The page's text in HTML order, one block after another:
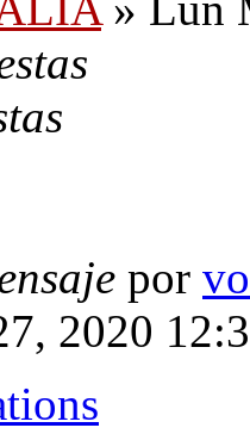
por
2020